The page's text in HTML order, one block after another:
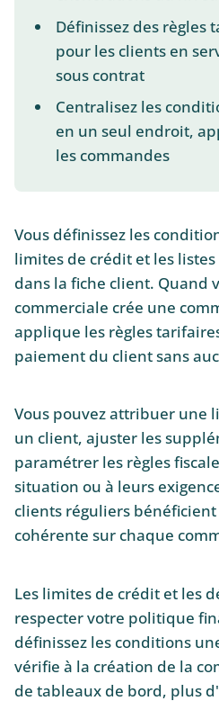
Définissez des règles
pour les clients en
sous contrat
Centralisez les
en un seul endroit,
les commandes
Vous définissez les
limites de crédit et les
dans la fiche client. Quand
commerciale crée une
applique les règles
paiement du client sans
Vous pouvez attribuer une
un client, ajuster les
paramétrer les règles
situation ou à leurs
clients réguliers
cohérente sur chaque
Les limites de crédit et les
respecter votre politique
définissez les conditions
vérifie à la création de la
de tableaux de bord, plus